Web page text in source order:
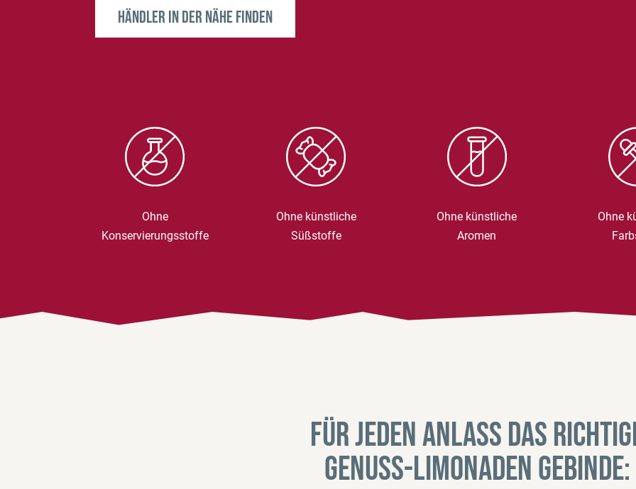
Händler in der Nähe finden
Ohne
Konservierungsstoffe
Ohne künstliche
Süßstoffe
Ohne künstliche
Aromen
Ohne
Für jeden Anlass das
Genuss-Limonaden Gebinde: